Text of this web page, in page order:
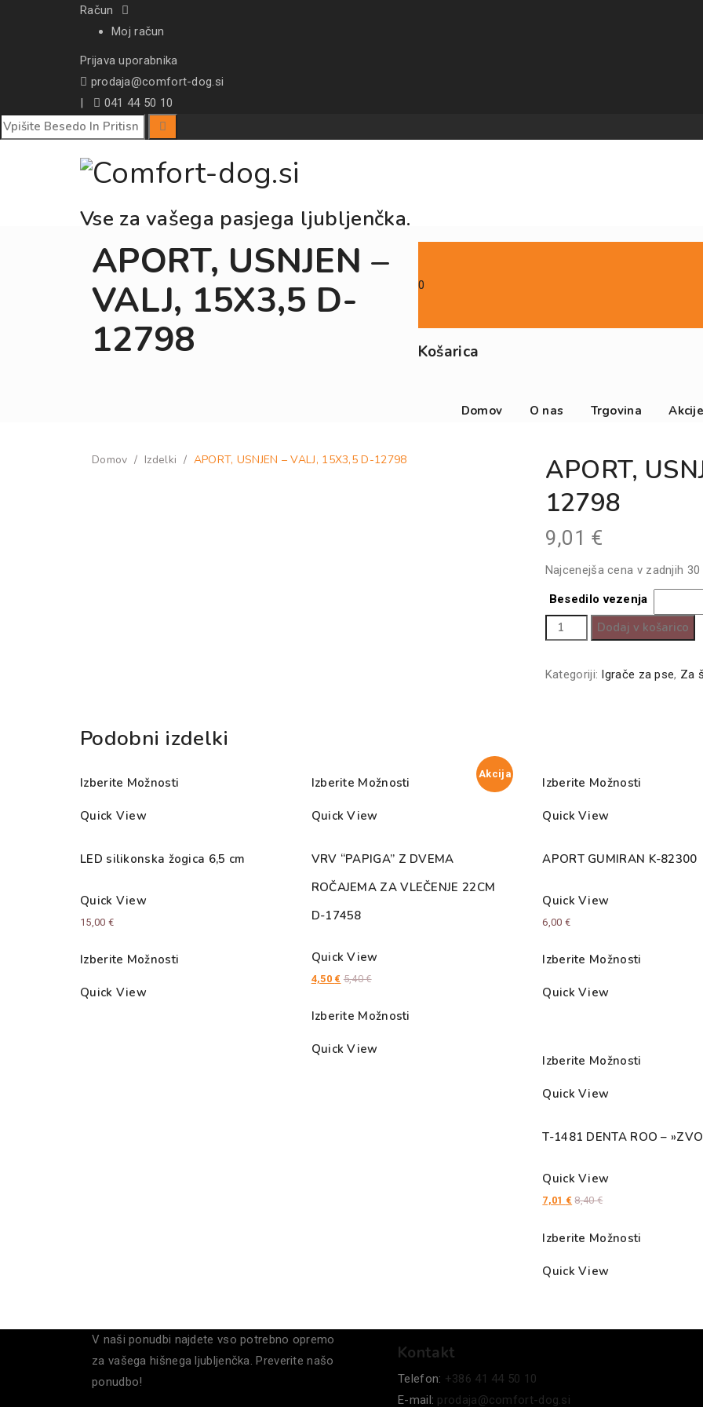
Račun
Moj račun
Prijava uporabnika
prodaja@comfort-dog.si
|
041 44 50 10
Vse za vašega pasjega ljubljenčka.
0
Košarica
Domov O nas Trgovina Akcije
APORT, USNJEN –
VALJ, 15X3,5 D-
12798
Domov / Izdelki / APORT, USNJEN – VALJ, 15X3,5 D-12798
APORT,
12798
9,01 €
Najcenejša cena v zadnjih
Besedilo vezenja
APORT,
USNJEN
-
Dodaj v košarico
Kategoriji: Igrače za pse, Za
Podobni izdelki
Izberite Možnosti
Quick View
LED silikonska žogica 6,5 cm
Quick View
15,00 €
Izberite Možnosti
Quick View
Izberite Možnosti
Quick View
Akcija
VRV “PAPIGA” Z DVEMA
ROČAJEMA ZA VLEČENJE 22CM
D-17458
Quick View
4,50 € 5,40€
Izberite Možnosti
Quick View
Izberite Možnosti
Quick View
APORT GUMIRAN K-82300
Quick View
6,00 €
Izberite Možnosti
Quick View
Izberite Možnosti
Quick View
T-1481 DENTA ROO –
Quick View
7,01 € 8,40€
Izberite Možnosti
Quick View
V naši ponudbi najdete vso potrebno opremo
za vašega hišnega ljubljenčka. Preverite našo
ponudbo!
Kontakt
Telefon: +386 41 44 50 10
E-mail: prodaja@comfort-dog.si